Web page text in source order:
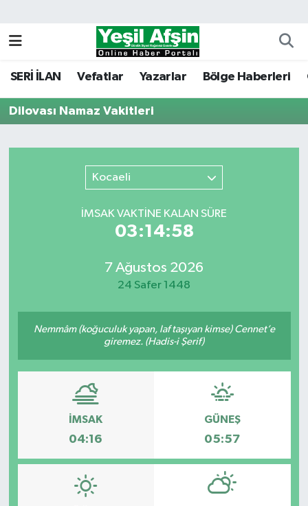
SERİ İLAN Vefatlar Yazarlar Bölge Haberleri
Dilovası Namaz Vakitleri
Kocaeli
İMSAK VAKTİNE KALAN SÜRE
03:14:58
7 Ağustos 2026
24 Safer 1448
Nemmâm (koğuculuk yapan, laf taşıyan kimse) Cennet’e
giremez. (Hadis-i Şerif)
İMSAK
04:16
GÜNEŞ
05:57
Kahramanmaraş Nöbetçi Eczaneler
Kahramanmaraş Namaz Vakitleri
Süper Lig Puan Durumu ve Fikstür
Tüm Manşetler
Son Dakika Haberleri